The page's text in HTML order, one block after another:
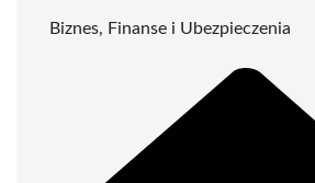
Biznes, Finanse i Ubezpieczenia